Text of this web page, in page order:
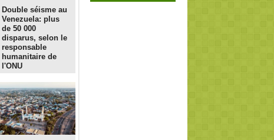
Double séisme au
Venezuela: plus
de 50 000
disparus, selon le
responsable
humanitaire de
l'ONU